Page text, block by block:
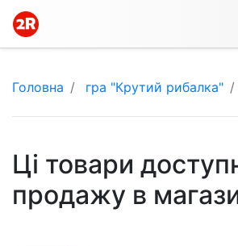
Головна гра "Крутий рибалка"
Ці товари
продажу в